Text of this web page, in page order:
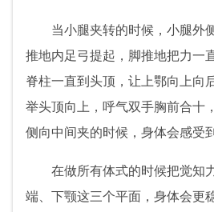
当小腿夹转的时候，小腿外
推地内足弓提起，脚推地把力一
脊柱一直到头顶，让上鄂向上向
举头顶向上，呼气双手胸前合十
侧向中间夹的时候，身体会感受
在做所有体式的时候把觉知
端、下颚这三个平面，身体会更